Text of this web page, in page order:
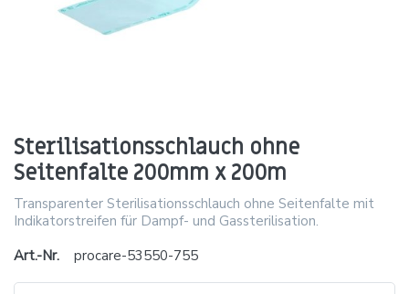
Sterilisationsschlauch ohne
Seitenfalte 200mm x 200m
Transparenter Sterilisationsschlauch ohne Seitenfalte mit
Indikatorstreifen für Dampf- und Gassterilisation.
Art.-Nr.
procare-53550-755